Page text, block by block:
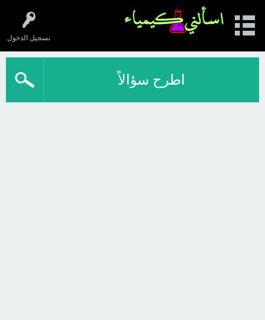
تسجيل الدخول
اطرح سؤالاً